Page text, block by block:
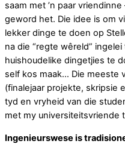
saam met ’n paar
geword het. Die idee is om
lekker dinge te doen op
na die “regte wêreld”
huishoudelike dingetjies te
self kos maak… Die meeste
(finalejaar projekte, skripsie
tyd en vryheid van die
met my universiteitsvriende
Ingenieurswese is